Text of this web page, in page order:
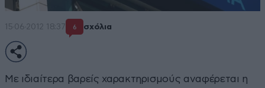
15·06·2012 18:37 6 σχόλια
Με ιδιαίτερα βαρείς χαρακτηρισμούς αναφέρεται η